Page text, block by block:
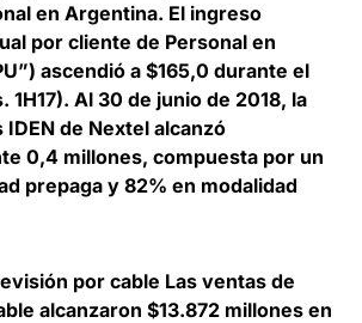
en Argentina. El ingreso
por cliente de Personal en
ascendió a $165,0 durante el
1H17). Al 30 de junio de 2018, la
de Nextel alcanzó
0,4 millones, compuesta por un
prepaga y 82% en modalidad
por cable Las ventas de
alcanzaron $13.872 millones en